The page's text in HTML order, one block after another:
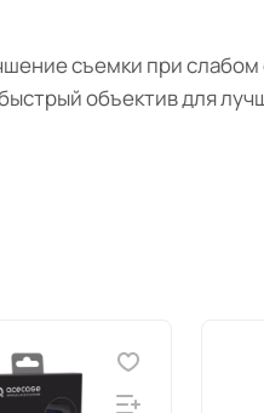
съемки при
объектив для